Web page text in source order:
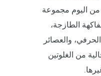
من اليوم مجموعة
الطازجة،
والعصائر
من الغلوتين